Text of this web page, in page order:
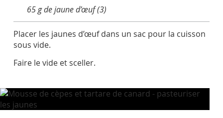
65 g de jaune d’œuf (3)
Placer les jaunes d’œuf dans un sac pour la cuisson
sous vide.
Faire le vide et sceller.